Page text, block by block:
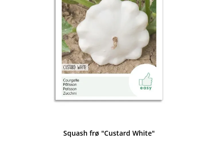
Squash frø "Custard White"